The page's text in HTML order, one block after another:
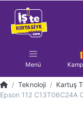
Menü
Teknoloji Kartuş
Epson 112 C13T06C24A